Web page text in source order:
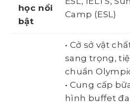
học nổi
bật
Camp (ESL)
• Cở sở vật
sang trọng,
chuẩn
• Cung cấp
hình buffet